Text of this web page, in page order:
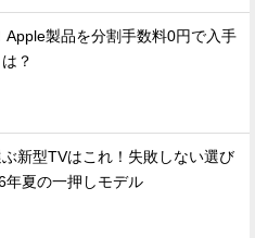
Apple製品を分割手数料0円で入手
？
新型TVはこれ！失敗しない選び
年夏の一押しモデル